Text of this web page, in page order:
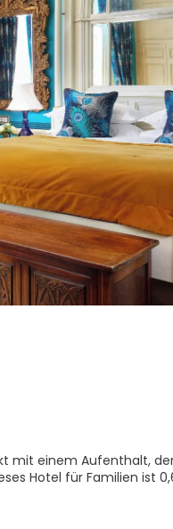
mit einem Aufenthalt,